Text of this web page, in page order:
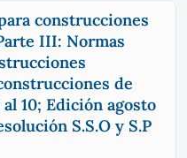
construcciones
III: Normas
de
10; Edición agosto
S.S.O y S.P